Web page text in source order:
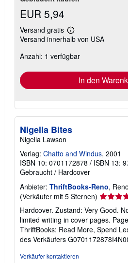
EUR 5,94
Versand gratis
Weitere
Informationen
Versandkosten
Versand innerhalb von USA
Anzahl: 1 verfügbar
In den
Nigella Bites
Nigella Lawson
Verlag: Chatto and Windus, 2001
ISBN 10: 0701172878 / ISBN 13:
Gebraucht / Hardcover
Anbieter: ThriftBooks-Reno,
(Verkäufer mit 5 Sternen)
5
von
5
Sternen
Hardcover. Zustand: Very Good.
limited writing in cover pages.
ThriftBooks: Read More, Spend
des Verkäufers
Verkäufer kontaktieren